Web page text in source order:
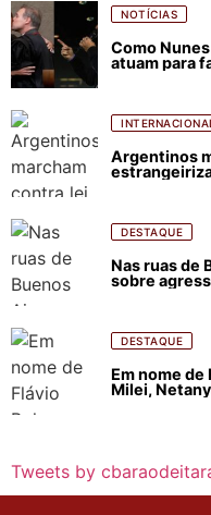
NOTÍCIAS
Como
atuam para
INTERNACIONAL
Argentinos
DESTAQUE
Nas ruas de
sobre
DESTAQUE
Em nome de
Milei,
Tweets by